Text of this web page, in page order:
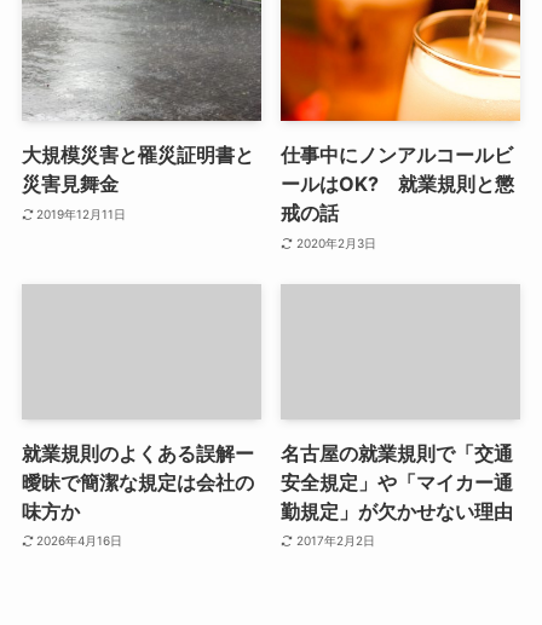
大規模災害と罹災証明書と
災害見舞金
2019年12月11日
仕事中にノンアルコールビ
ールはOK? 就業規則と懲
戒の話
2020年2月3日
就業規則のよくある誤解ー
曖昧で簡潔な規定は会社の
味方か
2026年4月16日
名古屋の就業規則で「交通
安全規定」や「マイカー通
勤規定」が欠かせない理由
2017年2月2日